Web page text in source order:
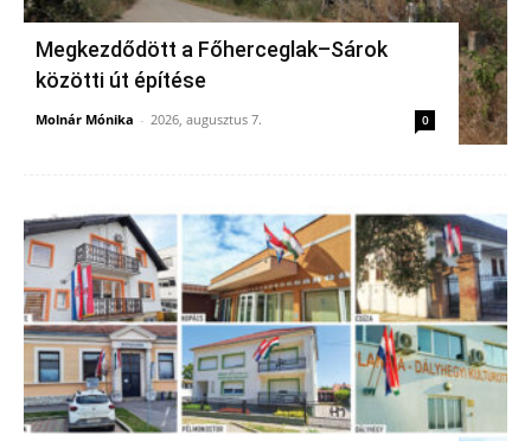
Megkezdődött a Főherceglak–Sárok
közötti út építése
Molnár Mónika - 2026, augusztus 7. 0